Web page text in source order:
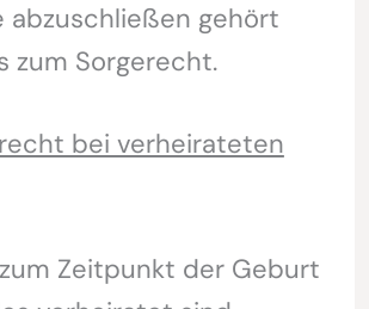
abzuschließen gehört
zum Sorgerecht.
bei verheirateten
Zeitpunkt der Geburt